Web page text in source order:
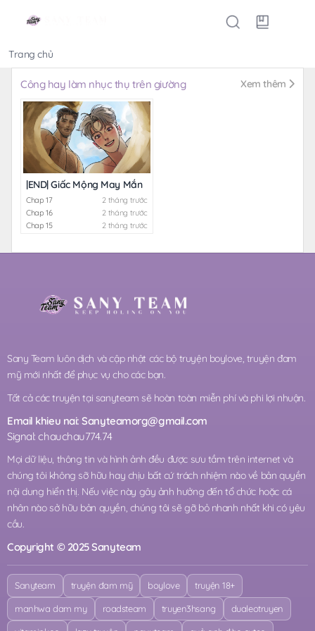
Trang chủ
Công hay làm nhục thụ trên giường Xem thêm
|END| Giấc Mộng May Mắn
Chap 17
2 tháng trước
Chap 16
2 tháng trước
Chap 15
2 tháng trước
Sany Team luôn dịch và cập nhật các bộ truyện boylove, truyện đam
mỹ mới nhất để phục vụ cho các bạn.
Tất cả các truyện tại sanyteam sẽ hoàn toàn miễn phí và phi lợi nhuận.
Email khieu nai:Sanyteamorg@gmail.com
Signal: chauchau774.74
Mọi dữ liệu, thông tin và hình ảnh đều được sưu tầm trên internet và
chúng tôi không sỡ hữu hay chịu bất cứ trách nhiệm nào về bản quyền
nội dung hiển thị. Nếu việc này gây ảnh hưởng đến tổ chức hoặc cá
nhân nào sở hữu bản quyền, chúng tôi sẽ gỡ bỏ nhanh nhất khi có yêu
cầu.
Copyright © 2025 Sanyteam
Sanyteam truyện đam mỹ boylove truyện 18+
manhwa dam my roadsteam truyen3hsang dualeotruyen